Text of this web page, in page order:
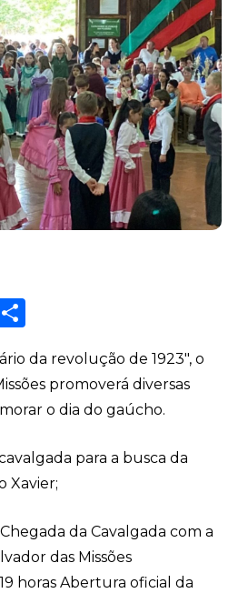
Share
da revolução de 1923", o
promoverá diversas
o dia do gaúcho.
para a busca da
Xavier;
Chegada da Cavalgada com a
das Missões
horas Abertura oficial da